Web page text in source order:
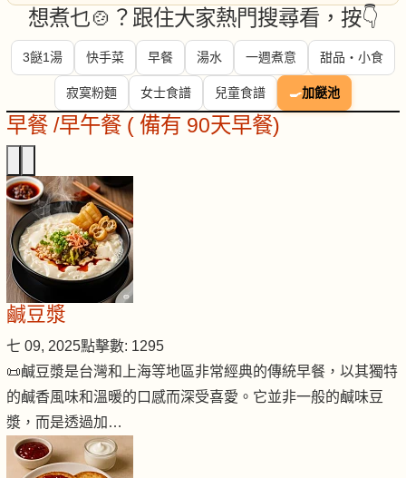
想煮乜🍲？跟住大家熱門搜尋看，按👇
3餸1湯 快手菜 早餐 湯水 一週煮意 甜品・小食
寂寞粉麵 女士食譜 兒童食譜 🍳加餸池
早餐 /早午餐 ( 備有 90天早餐)
鹹豆漿
七 09, 2025點擊數: 1295
📜鹹豆漿是台灣和上海等地區非常經典的傳統早餐，以其獨特
的鹹香風味和溫暖的口感而深受喜愛。它並非一般的鹹味豆
漿，而是透過加…